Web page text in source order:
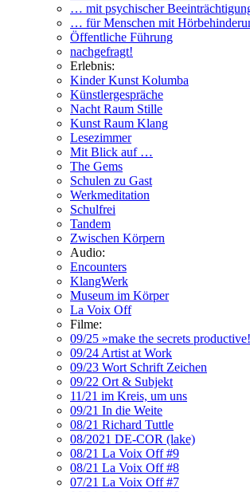
… mit psychischer
… für Menschen mit
Öffentliche Führung
nachgefragt!
Erlebnis:
Kinder Kunst Kolumba
Künstlergespräche
Nacht Raum Stille
Kunst Raum Klang
Lesezimmer
Mit Blick auf …
The Gems
Schulen zu Gast
Werkmeditation
Schulfrei
Tandem
Zwischen Körpern
Audio:
Encounters
KlangWerk
Museum im Körper
La Voix Off
Filme:
09/25 »make the secrets
09/24 Artist at Work
09/23 Wort Schrift Zeichen
09/22 Ort & Subjekt
11/21 im Kreis, um uns
09/21 In die Weite
08/21 Richard Tuttle
08/2021 DE-COR (lake)
08/21 La Voix Off #9
08/21 La Voix Off #8
07/21 La Voix Off #7